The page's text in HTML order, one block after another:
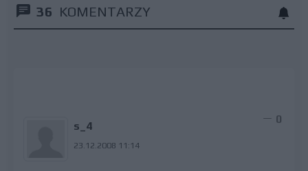
36 KOMENTARZY
s_4
23.12.2008 11:14
0